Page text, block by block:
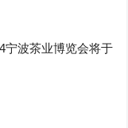
宁波茶业博览会将于